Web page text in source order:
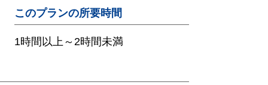
このプランの所要時間
1時間以上～2時間未満